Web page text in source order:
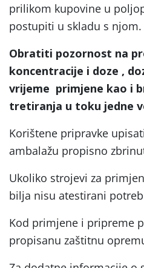
prilikom kupovine u
postupiti u skladu s njom.
Obratiti pozornost na
koncentracije i doze ,
vrijeme primjene kao i
tretiranja u toku jedne
Korištene pripravke
ambalažu propisno
Ukoliko strojevi za
bilja nisu atestirani
Kod primjene i pripreme
propisanu zaštitnu